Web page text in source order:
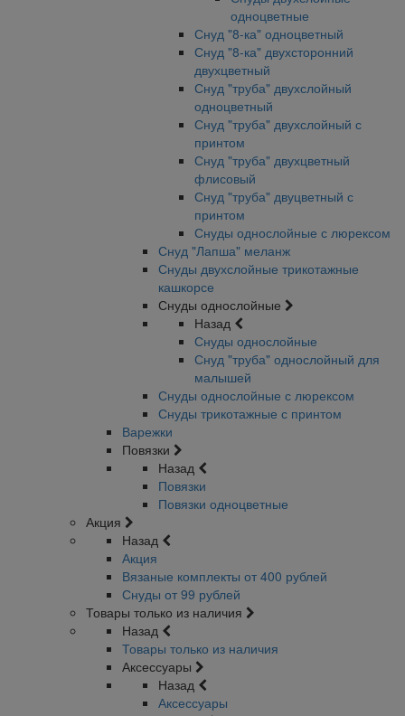
одноцветные
Снуд "8-ка" одноцветный
Снуд "8-ка" двухсторонний
двухцветный
Снуд "труба" двухслойный
одноцветный
Снуд "труба" двухслойный с
принтом
Снуд "труба" двухцветный
флисовый
Снуд "труба" двуцветный с
принтом
Снуды однослойные с люрексом
Снуд "Лапша" меланж
Снуды двухслойные трикотажные
кашкорсе
Снуды однослойные
Назад
Снуды однослойные
Снуд "труба" однослойный для
малышей
Снуды однослойные с люрексом
Снуды трикотажные с принтом
Варежки
Повязки
Назад
Повязки
Повязки одноцветные
Акция
Назад
Акция
Вязаные комплекты от 400 рублей
Снуды от 99 рублей
Товары только из наличия
Назад
Товары только из наличия
Аксессуары
Назад
Аксессуары